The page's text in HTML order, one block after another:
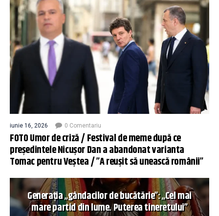
iunie 16, 2026 0 Comentariu
FOTO Umor de criză / Festival de meme după ce
președintele Nicușor Dan a abandonat varianta
Tomac pentru Veștea / ”A reușit să unească românii”
Generația „gândacilor de bucătărie”: „Cel mai
mare partid din lume. Puterea tineretului”